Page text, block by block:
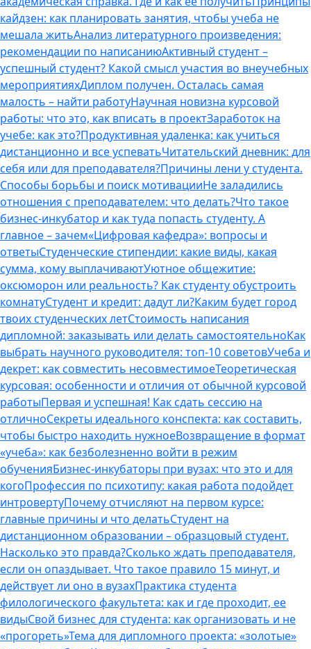
кайдзен: как планировать занятия, чтобы учеба не
мешала житьАнализ литературного произведения:
рекомендации по написаниюАктивный студент –
успешный студент? Какой смысл участия во внеучебных
мероприятияхДиплом получен. Осталась самая
малость – найти работуНаучная новизна курсовой
работы: что это, как вписать в проектЗаработок на
учебе: как это?Продуктивная удаленка: как учиться
дистанционно и все успеватьЧитательский дневник: для
себя или для преподавателя?Причины лени у студента.
Способы борьбы и поиск мотивацииНе заладились
отношения с преподавателем: что делать?Что такое
бизнес-инкубатор и как туда попасть студенту. А
главное – зачем«Цифровая кафедра»: вопросы и
ответыСтуденческие стипендии: какие виды, какая
сумма, кому выплачиваютУютное общежитие:
оксюморон или реальность? Как студенту обустроить
комнатуСтудент и кредит: дадут ли?Каким будет город
твоих студенческих летСтоимость написания
дипломной: заказывать или делать самостоятельноКак
выбрать научного руководителя: топ-10 советовУчеба и
декрет: как совместить несовместимоеТеоретическая
курсовая: особенности и отличия от обычной курсовой
работыПервая и успешная! Как сдать сессию на
отличноСекреты идеального конспекта: как составить,
чтобы быстро находить нужноеВозвращение в формат
«учеба»: как безболезненно войти в режим
обученияБизнес-инкубаторы при вузах: что это и для
когоПрофессия по психотипу: какая работа подойдет
интровертуПочему отчисляют на первом курсе:
главные причины и что делатьСтудент на
дистанционном образовании – образцовый студент.
Насколько это правда?Сколько ждать преподавателя,
если он опаздывает. Что такое правило 15 минут, и
действует ли оно в вузахПрактика студента
филологического факультета: как и где проходит, ее
видыСвой бизнес для студента: как организовать и не
«прогореть»Тема для дипломного проекта: «золотые»